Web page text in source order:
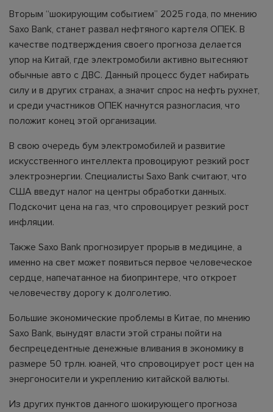
Вторым “шокирующим событием” 2025 года, по мнению
Saxo Bank, станет развал нефтяного картеля ОПЕК. В
качестве подтверждения своего прогноза делается
упор на Китай, где электромобили активно вытесняют
обычные авто с ДВС. Данный процесс будет набирать
силу и в других странах, а значит спрос на нефть рухнет,
и среди участников ОПЕК начнутся разногласия, что
положит конец этой организации.
В свою очередь бум электромобилей и развитие
искусственного интеллекта провоцируют резкий рост
электроэнергии. Специалисты Saxo Bank считают, что
США введут налог на центры обработки данных.
Подскочит цена на газ, что спровоцирует резкий рост
инфляции.
Также Saxo Bank прогнозирует прорыв в медицине, а
именно на свет может появиться первое человеческое
сердце, напечатанное на биопринтере, что откроет
человечеству дорогу к долголетию.
Большие экономические проблемы в Китае, по мнению
Saxo Bank, вынудят власти этой страны пойти на
беспрецедентные денежные вливания в экономику в
размере 50 трлн. юаней, что спровоцирует рост цен на
энергоносители и укреплению китайской валюты.
Из других пунктов данного шокирующего прогноза